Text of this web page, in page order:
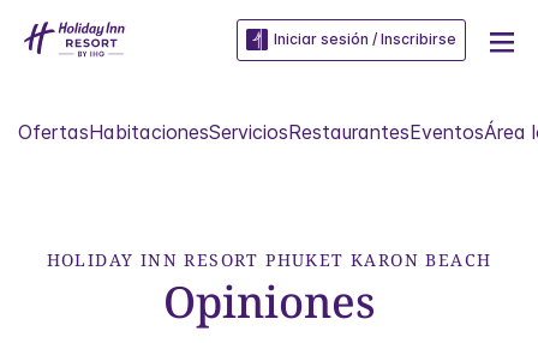
Iniciar sesión / Inscribirse
OfertasHabitacionesServiciosRestaurantesEventosÁrea
HOLIDAY INN RESORT PHUKET KARON BEACH
Opiniones